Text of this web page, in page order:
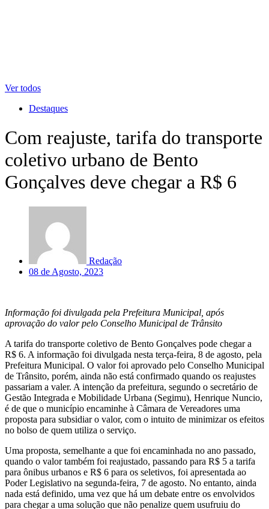
Ver todos
Destaques
Com reajuste, tarifa do transporte
coletivo urbano de Bento
Gonçalves deve chegar a R$ 6
Redação
08 de Agosto, 2023
Informação foi divulgada pela Prefeitura Municipal, após
aprovação do valor pelo Conselho Municipal de Trânsito
A tarifa do transporte coletivo de Bento Gonçalves pode chegar a
R$ 6. A informação foi divulgada nesta terça-feira, 8 de agosto, pela
Prefeitura Municipal. O valor foi aprovado pelo Conselho Municipal
de Trânsito, porém, ainda não está confirmado quando os reajustes
passariam a valer. A intenção da prefeitura, segundo o secretário de
Gestão Integrada e Mobilidade Urbana (Segimu), Henrique Nuncio,
é de que o município encaminhe à Câmara de Vereadores uma
proposta para subsidiar o valor, com o intuito de minimizar os efeitos
no bolso de quem utiliza o serviço.
Uma proposta, semelhante a que foi encaminhada no ano passado,
quando o valor também foi reajustado, passando para R$ 5 a tarifa
para ônibus urbanos e R$ 6 para os seletivos, foi apresentada ao
Poder Legislativo na segunda-feira, 7 de agosto. No entanto, ainda
nada está definido, uma vez que há um debate entre os envolvidos
para chegar a uma solução que não penalize quem usufruiu do